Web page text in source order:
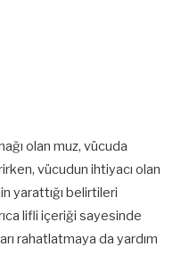
olan muz, vücuda
vücudun ihtiyacı olan
yarattığı belirtileri
lifli içeriği sayesinde
rahatlatmaya da yardım